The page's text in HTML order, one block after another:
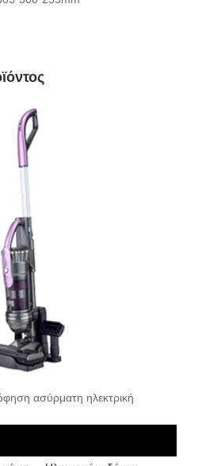
ασύρματη ηλεκτρική